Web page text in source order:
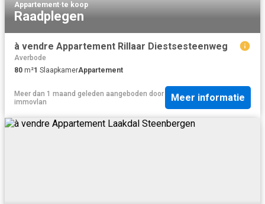
Appartement·te koop
Raadplegen
à vendre Appartement Rillaar Diestsesteenweg
Averbode
80 m²1 SlaapkamerAppartement
Meer dan 1 maand geleden aangeboden door
immovlan
Meer informatie